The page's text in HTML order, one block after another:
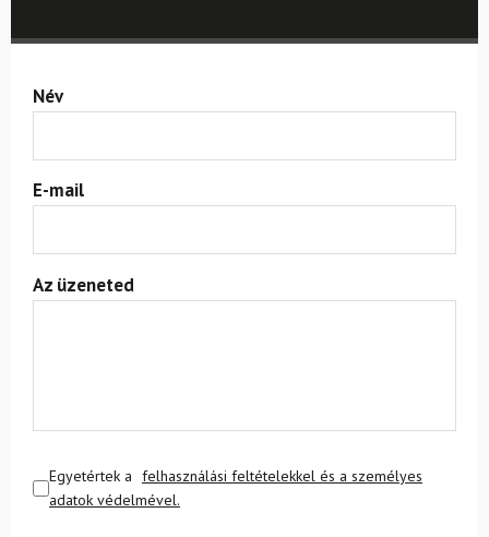
Név
E-mail
Az üzeneted
Egyetértek a felhasználási feltételekkel és a személyes
adatok védelmével.